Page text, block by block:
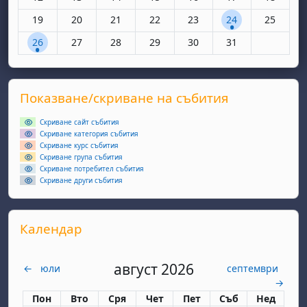
Няма събития, понеделник, 19 май
19 Няма събития, вторник, 20 май
20 Няма събития, сряда, 21 май
21 Няма събития, четвъртък, 22 май
22 Няма събития, петък, 23
23 1 събитие,
24 Няма
25
1 събитие, понеделник, 26 май
26 Няма събития, вторник, 27 май
27 Няма събития, сряда, 28 май
28 Няма събития, четвъртък, 29 май
29 Няма събития, петък, 30
30 Няма събития,
31
Supplementary blocks
Прескочи Показване/скриване на събития
Показване/скриване на събития
Скриване сайт събития
Скриване категория събития
Скриване курс събития
Скриване група събития
Скриване потребител събития
Скриване други събития
Прескочи Календар
Календар
← юли август 2026
септември
→
Понеделник
Пон вторник
Вто сряда
Сря четвъртък
Чет петък
Пет събота
Съб неделя
Нед